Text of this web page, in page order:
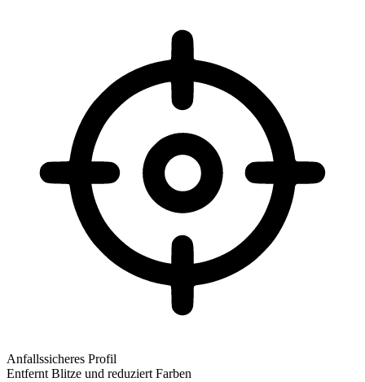
Anfallssicheres Profil
Entfernt Blitze und reduziert Farben